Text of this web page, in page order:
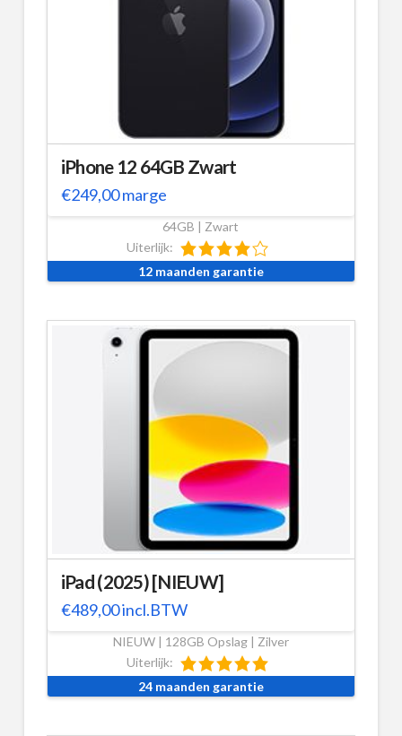
iPhone 12 64GB Zwart
€249,00marge
64GB | Zwart
Uiterlijk:
12 maanden garantie
iPad (2025) [NIEUW]
€489,00incl.BTW
NIEUW | 128GB Opslag | Zilver
Uiterlijk:
24 maanden garantie